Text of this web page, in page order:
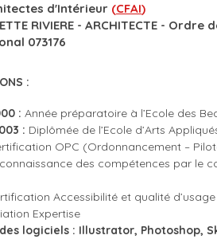
d'Intérieur (CFAI)
RIVIERE - ARCHITECTE -
073176
:
: Année préparatoire à l’Ecole des
: Diplômée de l’Ecole d’Arts
OPC (Ordonnancement –
des compétences par le
Accessibilité et qualité
Expertise
logiciels : Illustrator, Photoshop,